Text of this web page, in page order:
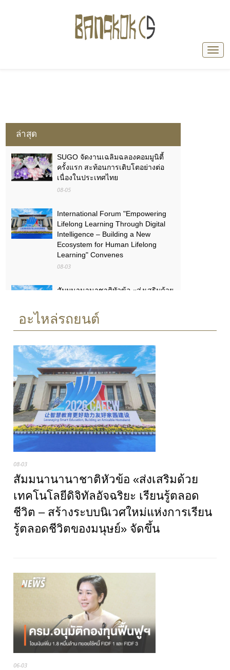
ล่าสุด
SUGO จัดงานเฉลิมฉลองคอมมูนิตี้
ครั้งแรก สะท้อนการเติบโตอย่างต่อ
เนื่องในประเทศไทย
08-05
International Forum "Empowering
Lifelong Learning Through Digital
Intelligence – Building a New
Ecosystem for Human Lifelong
Learning" Convenes
08-03
สัมมนานานาชาติหัวข้อ «ส่งเสริมด้วย
ชีวิต – สร้างระบบนิเวศใหม่แห่งการ
เรียนรู้ตลอดชีวิตของมนุษย์» จัดขึ้น
08-03
กลุ่ม GAC บรรลุเป้าหมาย 30 ล้านคัน:
ตัวเลขเบื้องหลัง "ความเร็วของ GAC"
07-22
อะไหล่รถยนต์
08-03
สัมมนานานาชาติหัวข้อ «ส่งเสริมด้วย
เทคโนโลยีดิจิทัลอัจฉริยะ เรียนรู้ตลอด
ชีวิต – สร้างระบบนิเวศใหม่แห่งการเรียน
รู้ตลอดชีวิตของมนุษย์» จัดขึ้น
06-03